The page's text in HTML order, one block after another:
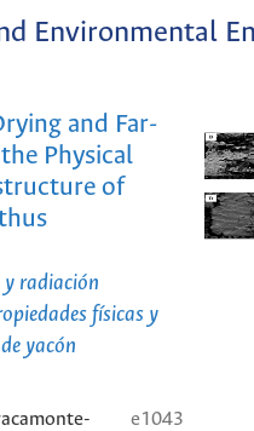
Environmental
and Far-
Physical
of
y radiación
físicas y
yacón
e1043